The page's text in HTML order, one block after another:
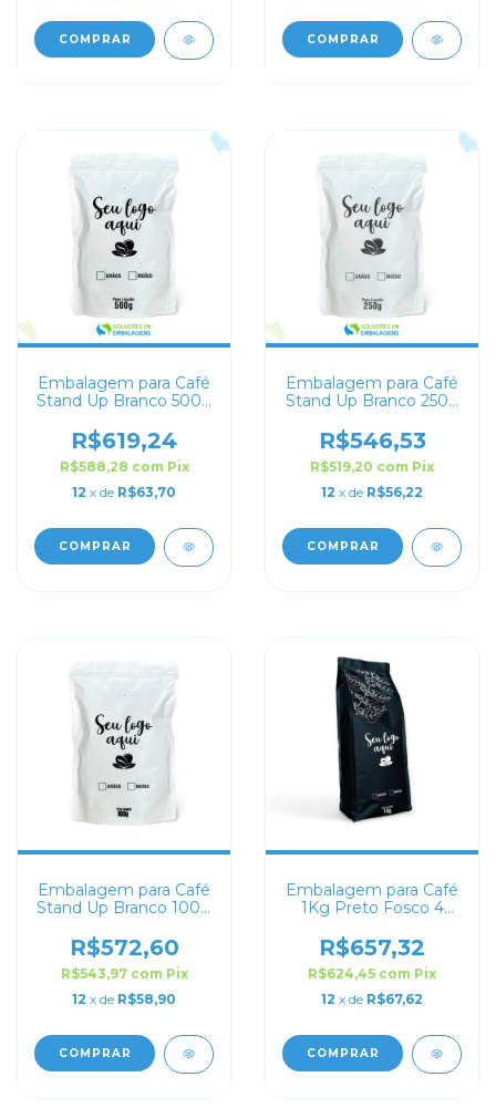
COMPRAR COMPRAR
Embalagem para Café
Stand Up Branco 500g
R$619,24
R$588,28 com Pix
12 x de R$63,70
COMPRAR
Embalagem para Café
Stand Up Branco 250g
R$546,53
R$519,20 com Pix
12 x de R$56,22
COMPRAR
Embalagem para Café
Stand Up Branco 100g
R$572,60
R$543,97 com Pix
12 x de R$58,90
COMPRAR
Embalagem para Café
1Kg Preto Fosco 4
R$657,32
R$624,45 com Pix
12 x de R$67,62
COMPRAR